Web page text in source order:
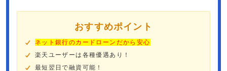
おすすめポイント
ネット銀行のカードローンだから安心
楽天ユーザーは各種優遇あり！
最短翌日で融資可能！